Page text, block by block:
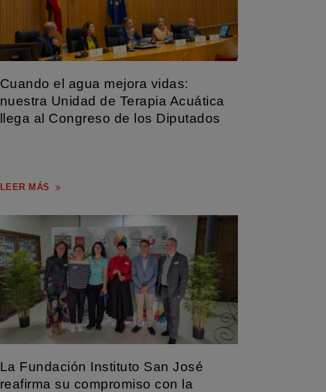
Cuando el agua mejora vidas:
nuestra Unidad de Terapia Acuática
llega al Congreso de los Diputados
LEER MÁS
La Fundación Instituto San José
reafirma su compromiso con la